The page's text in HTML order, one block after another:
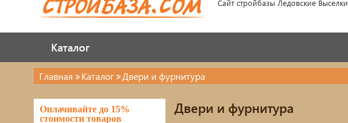
Сайт стройбазы Ледовские Выселки
Каталог
Каталог
Наша продукция
черепица...
Главная Каталог Двери и фурнитура
Оплачивайте до 15%
стоимости товаров
Двери и фурнитура